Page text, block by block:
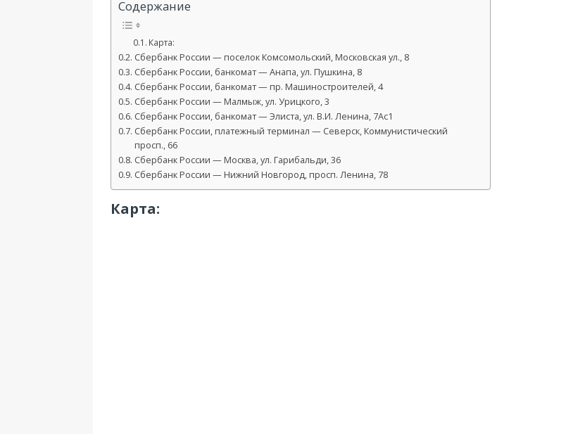
Содержание
Карта:
Сбербанк России — поселок Комсомольский, Московская ул., 8
Сбербанк России, банкомат — Анапа, ул. Пушкина, 8
Сбербанк России, банкомат — пр. Машиностроителей, 4
Сбербанк России — Малмыж, ул. Урицкого, 3
Сбербанк России, банкомат — Элиста, ул. В.И. Ленина, 7Ас1
Сбербанк России, платежный терминал — Северск, Коммунистический
просп., 66
Сбербанк России — Москва, ул. Гарибальди, 36
Сбербанк России — Нижний Новгород, просп. Ленина, 78
Карта: